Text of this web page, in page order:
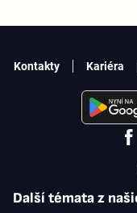
Další témata z
Kontakty Kariéra